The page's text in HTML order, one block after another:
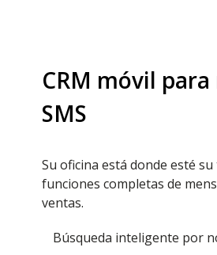
CRM móvil
SMS
Su oficina está donde esté
funciones completas de
ventas.
Búsqueda inteligente por